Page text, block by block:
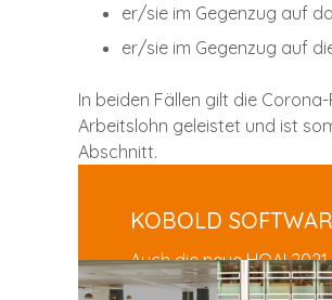
er/sie im Gegenzug auf
er/sie im Gegenzug auf
In beiden Fällen gilt die
Arbeitslohn geleistet und ist
Abschnitt.
KOBOLD
Auch die neue HOAI
Ingenieure. Hier helfen